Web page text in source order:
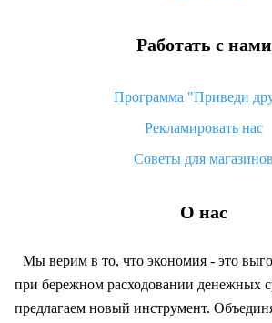
Работать с нами
Программа "Приведи
Рекламировать нас
Советы для магазинов
О нас
Мы верим в то, что экономия - это
при бережном расходовании денежных
предлагаем новый инструмент.